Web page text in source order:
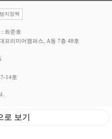
지정책
: 최준호
프리미어캠퍼스, A동 7층 48호
14호
로 보기